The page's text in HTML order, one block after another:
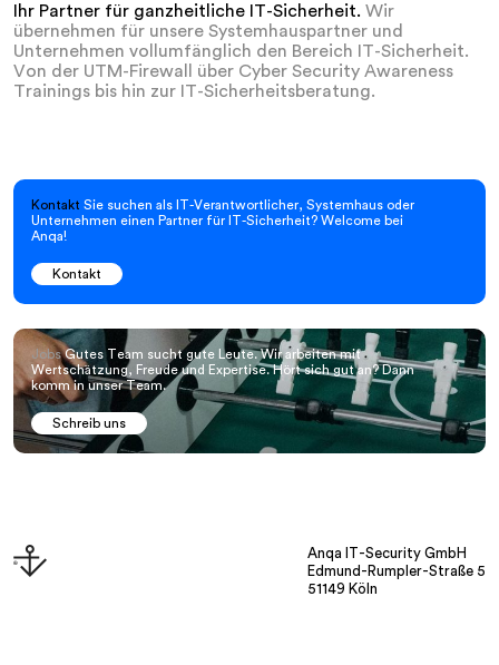
Ihr Partner für ganzheitliche IT-Sicherheit. Wir
übernehmen für unsere Systemhauspartner und
Unternehmen vollumfänglich den Bereich IT-Sicherheit.
Von der UTM-Firewall über Cyber Security Awareness
Trainings bis hin zur IT-Sicherheitsberatung.
Kontakt
Kontakt Sie suchen als IT-Verantwortlicher, Systemhaus oder
Unternehmen einen Partner für IT-Sicherheit? Welcome bei
Anqa!
Schreib uns
JobsGutes Team sucht gute Leute. Wir arbeiten mit
Wertschätzung, Freude und Expertise. Hört sich gut an? Dann
komm in unser Team.
Anqa IT-Security GmbH
Edmund-Rumpler-Straße 5
51149 Köln